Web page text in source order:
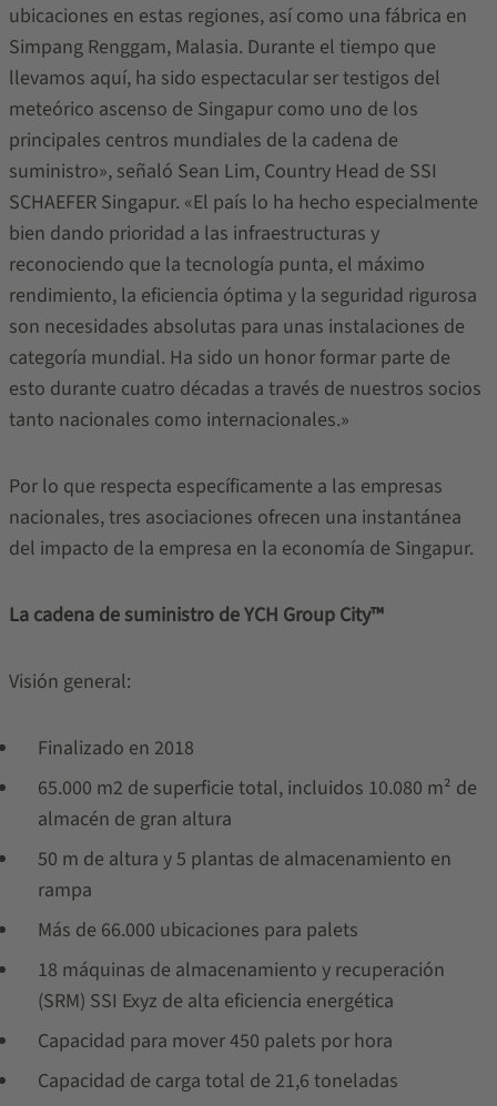
ubicaciones en estas regiones, así como una fábrica en
Simpang Renggam, Malasia. Durante el tiempo que
llevamos aquí, ha sido espectacular ser testigos del
meteórico ascenso de Singapur como uno de los
principales centros mundiales de la cadena de
suministro», señaló Sean Lim, Country Head de SSI
SCHAEFER Singapur. «El país lo ha hecho especialmente
bien dando prioridad a las infraestructuras y
reconociendo que la tecnología punta, el máximo
rendimiento, la eficiencia óptima y la seguridad rigurosa
son necesidades absolutas para unas instalaciones de
categoría mundial. Ha sido un honor formar parte de
esto durante cuatro décadas a través de nuestros socios
tanto nacionales como internacionales.»
Por lo que respecta específicamente a las empresas
nacionales, tres asociaciones ofrecen una instantánea
del impacto de la empresa en la economía de Singapur.
La cadena de suministro de YCH Group City™
Visión general:
Finalizado en 2018
65.000 m2 de superficie total, incluidos 10.080 m² de
almacén de gran altura
50 m de altura y 5 plantas de almacenamiento en
rampa
Más de 66.000 ubicaciones para palets
18 máquinas de almacenamiento y recuperación
(SRM) SSI Exyz de alta eficiencia energética
Capacidad para mover 450 palets por hora
Capacidad de carga total de 21,6 toneladas